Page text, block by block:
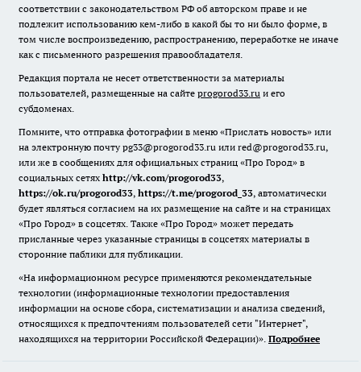
соответствии с законодательством РФ об авторском праве и не
подлежит использованию кем-либо в какой бы то ни было форме, в
том числе воспроизведению, распространению, переработке не иначе
как с письменного разрешения правообладателя.
Редакция портала не несет ответственности за материалы
пользователей, размещенные на сайте progorod33.ru и его
субдоменах.
Помните, что отправка фотографии в меню «Прислать новость» или
на электронную почту pg33@progorod33.ru или red@progorod33.ru,
или же в сообщениях для официальных страниц «Про Город» в
социальных сетях http://vk.com/progorod33,
https://ok.ru/progorod33, https://t.me/progorod_33, автоматически
будет являться согласием на их размещение на сайте и на страницах
«Про Город» в соцсетях. Также «Про Город» может передать
присланные через указанные страницы в соцсетях материалы в
сторонние паблики для публикации.
«На информационном ресурсе применяются рекомендательные
технологии (информационные технологии предоставления
информации на основе сбора, систематизации и анализа сведений,
относящихся к предпочтениям пользователей сети "Интернет",
находящихся на территории Российской Федерации)». Подробнее